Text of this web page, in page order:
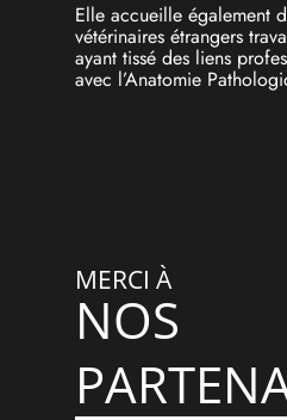
Elle accueille également
vétérinaires étrangers
ayant tissé des liens
avec l’Anatomie
MERCI À
NOS